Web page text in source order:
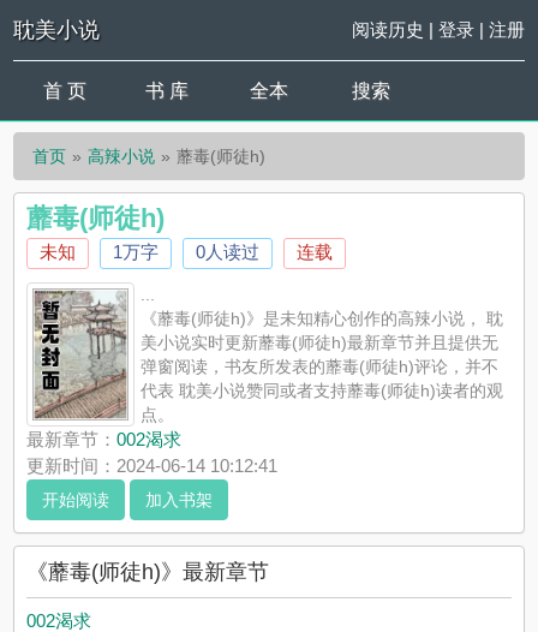
耽美小说 阅读历史 | 登录| 注册
首 页 书 库 全本 搜索
首页 高辣小说 蘼毒(师徒h)
蘼毒(师徒h)
未知 1万字 0人读过 连载
《蘼毒(师徒h)》是未知精心创作的高辣小说， 耽
美小说实时更新蘼毒(师徒h)最新章节并且提供无
弹窗阅读，书友所发表的蘼毒(师徒h)评论，并不
代表 耽美小说赞同或者支持蘼毒(师徒h)读者的观
点。
最新章节：002渴求
更新时间：2024-06-14 10:12:41
开始阅读 加入书架
《蘼毒(师徒h)》最新章节
002渴求